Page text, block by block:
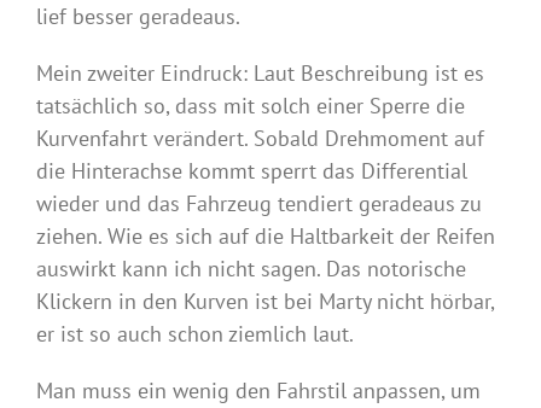
lief besser geradeaus.
Mein zweiter Eindruck: Laut Beschreibung ist es
tatsächlich so, dass mit solch einer Sperre die
Kurvenfahrt verändert. Sobald Drehmoment auf
die Hinterachse kommt sperrt das Differential
wieder und das Fahrzeug tendiert geradeaus zu
ziehen. Wie es sich auf die Haltbarkeit der Reifen
auswirkt kann ich nicht sagen. Das notorische
Klickern in den Kurven ist bei Marty nicht hörbar,
er ist so auch schon ziemlich laut.
Man muss ein wenig den Fahrstil anpassen, um